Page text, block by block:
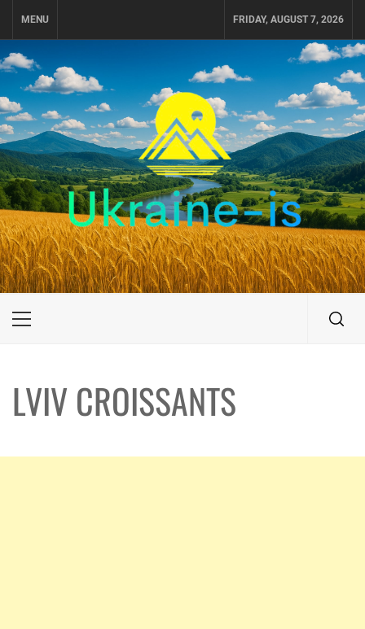
MENU FRIDAY, AUGUST 7, 2026
UKRAINE-IS
ПУТЕШЕСТВИЕ ПО УКРАИНЕ
Primary
LVIV CROISSANTS